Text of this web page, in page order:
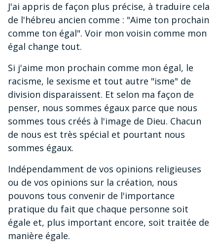
J'ai appris de façon plus précise, à traduire cela
de l'hébreu ancien comme : "Aime ton prochain
comme ton égal". Voir mon voisin comme mon
égal change tout.
Si j'aime mon prochain comme mon égal, le
racisme, le sexisme et tout autre "isme" de
division disparaissent. Et selon ma façon de
penser, nous sommes égaux parce que nous
sommes tous créés à l'image de Dieu. Chacun
de nous est très spécial et pourtant nous
sommes égaux.
Indépendamment de vos opinions religieuses
ou de vos opinions sur la création, nous
pouvons tous convenir de l'importance
pratique du fait que chaque personne soit
égale et, plus important encore, soit traitée de
manière égale.